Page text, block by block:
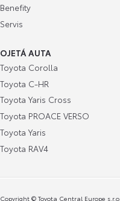
Benefity
Servis
OJETÁ AUTA
Toyota Corolla
Toyota C-HR
Toyota Yaris Cross
Toyota PROACE VERSO
Toyota Yaris
Toyota RAV4
Copyright © Toyota Central Europe s.r.o.